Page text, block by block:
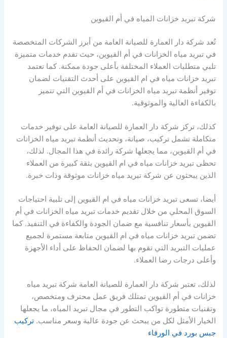
شركة تبريد خزانات المياه في أم القيوين
تُعد شركة دار العمارة للصيانة العامة من أبرز الشركات المتخصصة
في تبريد مياه الخزانات في أم القيوين، حيث تقدم خدمات متميزة
تلبي متطلبات العملاء المختلفة بأعلى جودة ممكنة. كما تعتمد
تبريد خزانات مياه في ام القيوين على أحدث التقنيات لضمان
توفير أنظمة تبريد مياه الخزانات في أم القيوين التي تتميز
بالكفاءة العالية والموثوقية.
كذلك، تركز شركة دار العمارة للصيانة العامة على توفير خدمات
متكاملة تشمل تركيب، صيانة، وتحديث أنظمة تبريد مياه الخزانات
في أم القيوين، مما يجعلها شركة رائدة في هذا المجال. لذلك،
تحظى تبريد خزانات مياه في ام القيوين بثقة كبيرة من العملاء
الذين يبحثون عن شركة تبريد مياه خزانات موثوقة وذات خبرة.
أيضا، تسعى تبريد خزانات مياه في ام القيوين إلى تلبية احتياجات
السوق المحلي من خلال تقديم خدمات تبريد مياه الخزانات في أم
القيوين بأسعار تنافسية مع ضمان الجودة والكفاءة في التنفيذ. كما
تضمن تبريد خزانات مياه في ام القيوين متابعة مستمرة لجميع
عمليات التبريد التي تقوم بها لضمان الحفاظ على أداء الأجهزة
وأعلى درجات رضا العملاء.
لذلك، تعتبر شركة دار العمارة للصيانة العامة شركة تبريد مياه
خزانات في أم القيوين تمتلك فريق عمل محترف ومتخصص،
وتقنيات متطورة تواكب التطور في مجال تبريد المياه، ما يجعلها
الخيار الأمثل لكل من يبحث عن جودة عالية وسعر مناسب.تركيب
جبس بورد في الورقاء